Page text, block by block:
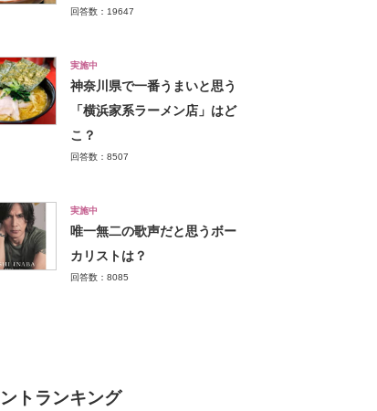
回答数：19647
実施中
神奈川県で一番うまいと思う
「横浜家系ラーメン店」はど
こ？
回答数：8507
実施中
唯一無二の歌声だと思うボー
カリストは？
回答数：8085
トランキング